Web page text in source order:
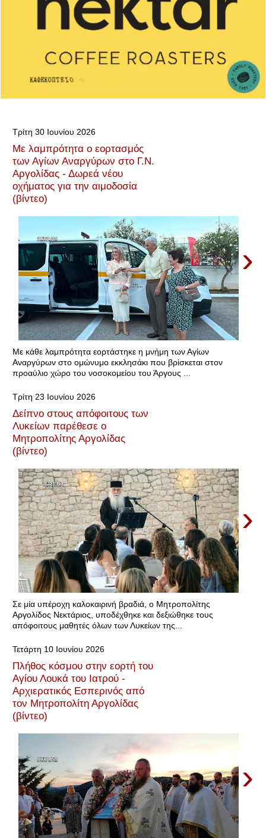
Τρίτη 30 Ιουνίου 2026
Με λαμπρότητα ο εορτασμός
των Αγίων Αναργύρων στο Γ.Ν.
Αργολίδας - Δωρεά νέου
οχήματος για την αιμοδοσία
(βίντεο)
›
Με κάθε λαμπρότητα εορτάστηκε η μνήμη των Αγίων
Αναργύρων στο ομώνυμο εκκλησάκι που βρίσκεται στον
προαύλιο χώρο του νοσοκομείου του Άργους ...
Τρίτη 23 Ιουνίου 2026
Δείπνο στους απόφοιτους των
Λυκείων παρέθεσε ο
Μητροπολίτης Αργολίδας
(βίντεο)
›
Σε μία υπέροχη καλοκαιρινή βραδιά, ο Μητροπολίτης
Αργολίδος Νεκτάριος, υποδέχθηκε και δεξιώθηκε τους
απόφοιτους μαθητές όλων των Λυκείων της...
Τετάρτη 10 Ιουνίου 2026
Πλήθος κόσμου στην εορτή του
Αγίου Λουκά του Ιατρού -
Αρχιερατικός Εσπερινός από
τον Μητροπολίτη Αργολίδας
(βίντεο)
›